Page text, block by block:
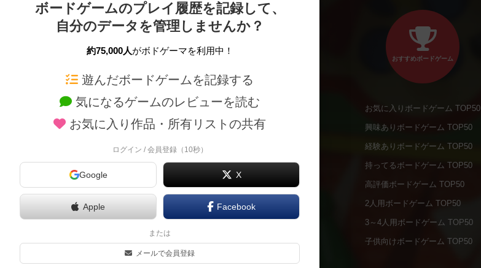
ボードゲームのプレイ履歴を記録して、
自分のデータを管理しませんか？
約75,000人がボドゲーマを利用中！
遊んだボードゲームを記録する
気になるゲームのレビューを読む
お気に入り作品・所有リストの共有
ログイン / 会員登録（10秒）
Google X
Apple Facebook
または
メールで会員登録
ボードゲームを検索する
ボードゲームの新着レビュー
メカニクス特集
ボドとも・会員一覧
ボードゲーム業界コラム
ボドゲーマご利用案内
新作・再入荷情報
定番ボードゲームの通販商品
国産ボードゲームの通販商品
子供向けボードゲームの通販商品
20分以下のボードゲームの通販商品
60分以上のボードゲームの通販商品
割引購入！ボドクーポンについて
クラウドファンディング ボドファン
おすすめボードゲーム
お気に入りボードゲーム TOP50
興味ありボードゲーム TOP50
経験ありボードゲーム TOP50
持ってるボードゲーム TOP50
高評価ボードゲーム TOP50
2人用ボードゲーム TOP50
3～4人用ボードゲーム TOP50
子供向けボードゲーム TOP50